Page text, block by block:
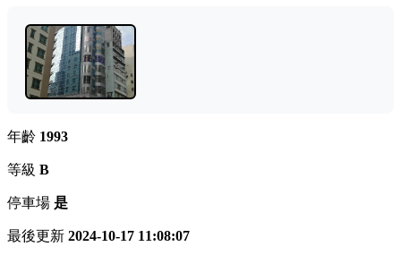
年齡 1993
等級 B
停車場 是
最後更新 2024-10-17 11:08:07